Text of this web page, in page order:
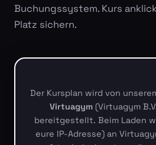
Buchungssystem. Kurs
Platz sichern.
Der Kursplan wird von
Virtuagym(Virtuagym
bereitgestellt. Beim Laden
eure IP-Adresse) an